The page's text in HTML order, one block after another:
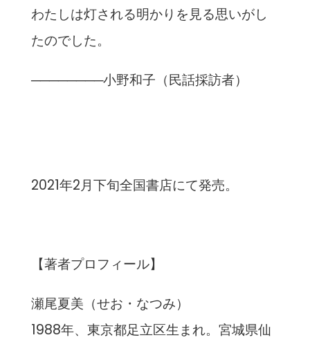
わたしは灯される明かりを見る思いがし
たのでした。
────────小野和子（民話採訪者）
2021年2月下旬全国書店にて発売。
【著者プロフィール】
瀬尾夏美（せお・なつみ）
1988年、東京都足立区生まれ。宮城県仙